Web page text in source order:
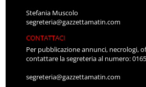
Stefania Muscolo
segreteria@gazzettamatin.com
CONTATTACI
Per pubblicazione annunci, necrologi,
contattare la segreteria al numero:
segreteria@gazzettamatin.com